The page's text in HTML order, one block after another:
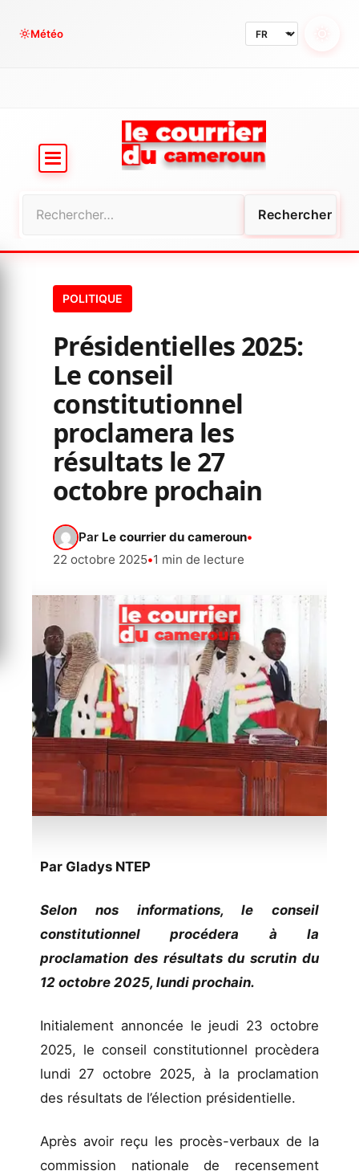
Météo
POLITIQUE
Présidentielles 2025:
Le conseil
constitutionnel
proclamera les
résultats le 27
octobre prochain
Par Le courrier du cameroun•
22 octobre 2025•1 min de lecture
Par Gladys NTEP
Selon nos informations, le conseil
constitutionnel procédera à la
proclamation des résultats du scrutin du
12 octobre 2025, lundi prochain.
Initialement annoncée le jeudi 23 octobre
2025, le conseil constitutionnel procèdera
lundi 27 octobre 2025, à la proclamation
des résultats de l’élection présidentielle.
Après avoir reçu les procès-verbaux de la
commission nationale de recensement